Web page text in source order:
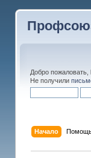
Добро пожаловать,
Не получили
Начало